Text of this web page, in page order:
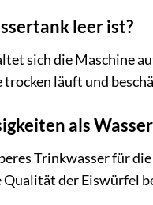
leer ist?
sich die Maschine
läuft und
als
Trinkwasser für
Qualität der Eiswürfel